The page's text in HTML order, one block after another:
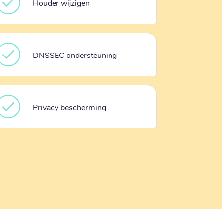
Houder wijzigen
DNSSEC ondersteuning
Privacy bescherming